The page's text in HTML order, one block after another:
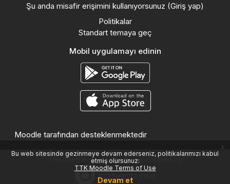
Bu web sitesinde gezinmeye devam ederseniz, politikalarımızı kabul
etmiş olursunuz:
TTK Moodle Terms of Use
Devam et
x
Şu anda misafir erişimini kullanıyorsunuz (Giriş yap)
Politikalar
Standart temaya geç
Mobil uygulamayı edinin
Moodle tarafından desteklenmektedir
This theme was proudly developed by